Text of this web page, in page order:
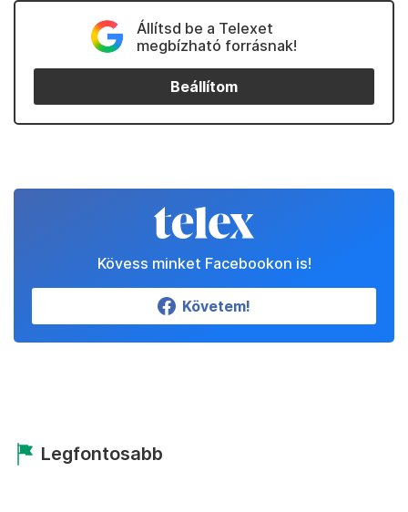
Állítsd be a Telexet
megbízható forrásnak!
Beállítom
Kövess minket Facebookon is!
Követem!
Legfontosabb